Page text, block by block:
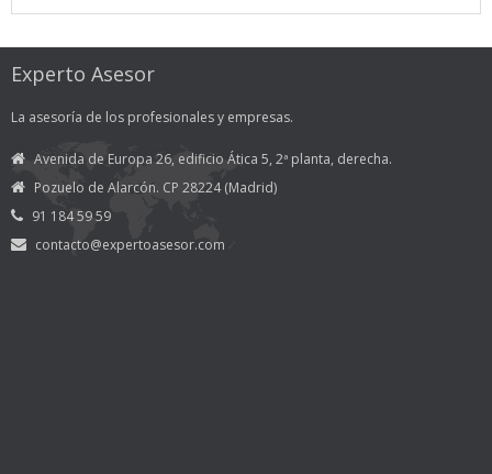
Experto Asesor
La asesoría de los profesionales y empresas.
Avenida de Europa 26, edificio Ática 5, 2ª planta, derecha.
Pozuelo de Alarcón. CP 28224 (Madrid)
91 184 59 59
contacto@expertoasesor.com